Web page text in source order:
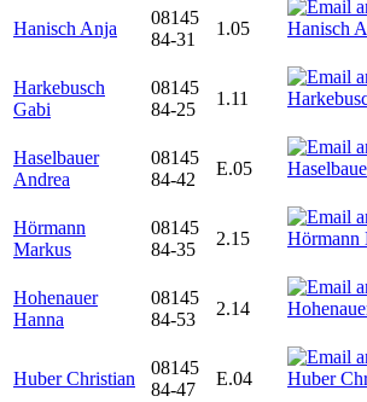
Hanisch Anja
08145
84-31
1.05
Harkebusch
Gabi
08145
84-25
1.11
Haselbauer
Andrea
08145
84-42
E.05
Hörmann
Markus
08145
84-35
2.15
Hohenauer
Hanna
08145
84-53
2.14
Huber Christian
08145
84-47
E.04